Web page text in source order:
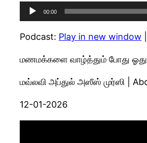
Audio
Player
00:00
Podcast: Play in new window
மணமக்களை வாழ்த்தும் போது
மவ்லவி அப்துல் அஸீஸ் முர்ஸி |
12-01-2026